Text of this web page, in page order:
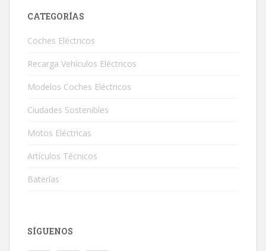
CATEGORÍAS
Coches Eléctricos
Recarga Vehículos Eléctricos
Modelos Coches Eléctricos
Ciudades Sostenibles
Motos Eléctricas
Artículos Técnicos
Baterías
SÍGUENOS